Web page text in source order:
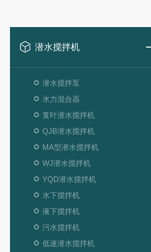
潜水搅拌机
潜水搅拌泵
水力混合器
复叶潜水搅拌机
QJB潜水搅拌机
MA型潜水搅拌机
WJ潜水搅拌机
YQD潜水搅拌机
水下搅拌机
液下搅拌机
污水搅拌机
低速潜水搅拌机